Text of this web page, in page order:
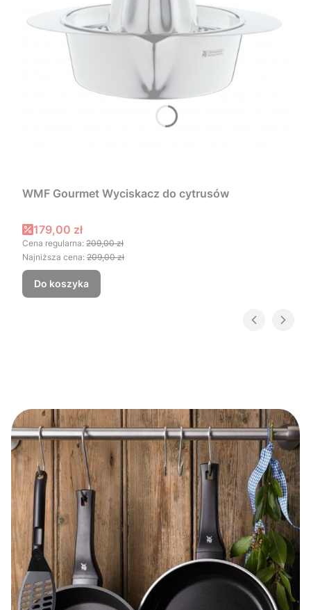
WMF Gourmet Wyciskacz do cytrusów
Cena promocyjna
179,00 zł
Cena regularna: 209,00 zł
Najniższa cena: 209,00 zł
Do koszyka